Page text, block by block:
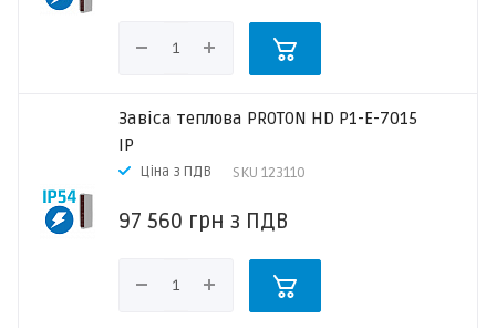
Завіса теплова PROTON HD P1-E-7015
IP
Ціна з ПДВ SKU 123110
97 560 грн з ПДВ